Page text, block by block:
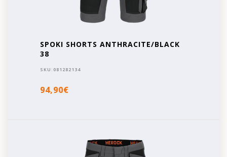
SPOKI SHORTS ANTHRACITE/BLACK
38
SKU: 081282134
94,90€